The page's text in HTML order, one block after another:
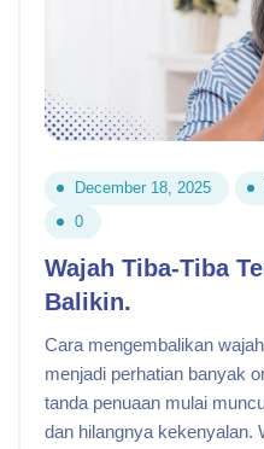
December 18, 2025
0
Wajah Tiba-Tiba
Balikin.
Cara mengembalikan
menjadi perhatian banyak
tanda penuaan mulai
dan hilangnya kekenyalan.